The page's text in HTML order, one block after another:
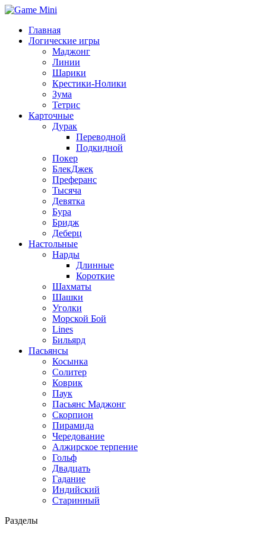
Главная
Логические игры
Маджонг
Линии
Шарики
Крестики-Нолики
Зума
Тетрис
Карточные
Дурак
Переводной
Подкидной
Покер
БлекДжек
Преферанс
Тысяча
Девятка
Бура
Бридж
Деберц
Настольные
Нарды
Длинные
Короткие
Шахматы
Шашки
Уголки
Морской Бой
Lines
Бильярд
Пасьянсы
Косынка
Солитер
Коврик
Паук
Пасьянс Маджонг
Скорпион
Пирамида
Чередование
Алжирское терпение
Гольф
Двадцать
Гадание
Индийский
Старинный
Разделы